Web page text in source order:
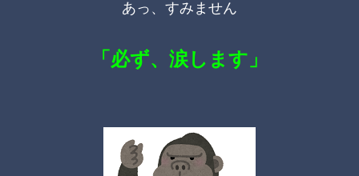
あっ、すみません
「必ず、涙します」